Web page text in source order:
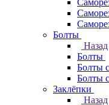
Болты
Назад
Болты
Болты
Болты
Заклёпки
Назад